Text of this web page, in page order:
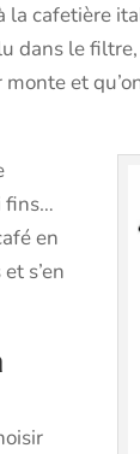
cafetière
dans le
et
fins…
en
s’en